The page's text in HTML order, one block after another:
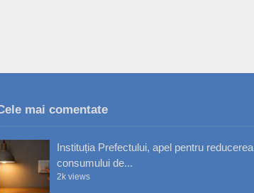
mai comentate
Instituția Prefectului, apel pentru reducerea
consumului de...
2k views